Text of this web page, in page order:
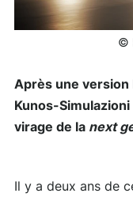
©
Après une version
Kunos-
virage de la next
Il y a deux ans de